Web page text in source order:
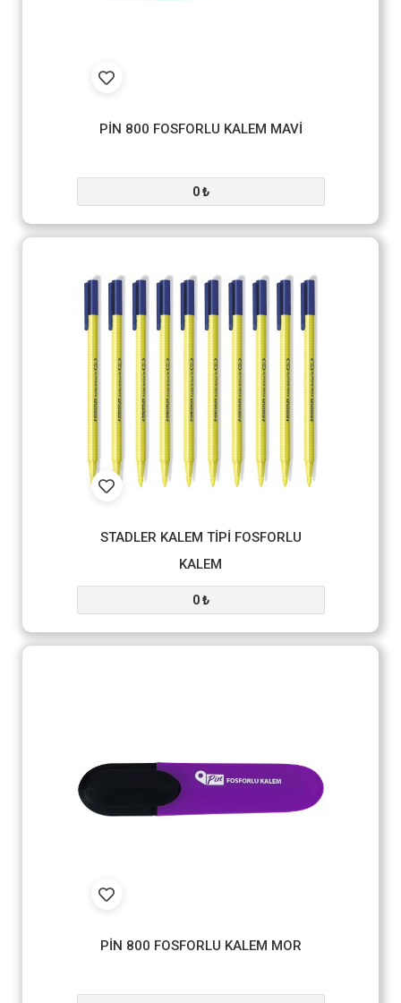
PİN 800 FOSFORLU KALEM MAVİ
0 ₺
STADLER KALEM TİPİ FOSFORLU
KALEM
0 ₺
PİN 800 FOSFORLU KALEM MOR